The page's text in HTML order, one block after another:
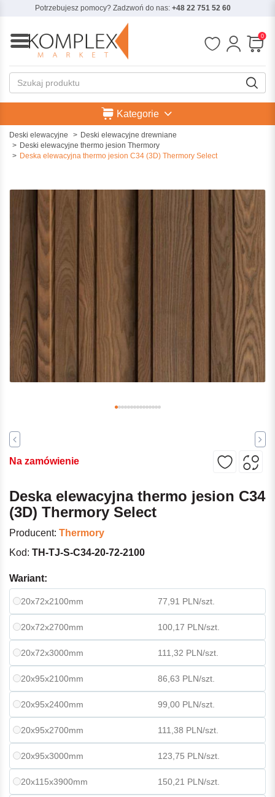
Potrzebujesz pomocy? Zadzwoń do nas: +48 22 751 52 60
0
Kategorie
Deski elewacyjne
Deski elewacyjne drewniane
Deski elewacyjne thermo jesion Thermory
Deska elewacyjna thermo jesion C34 (3D) Thermory Select
Na zamówienie
Deska elewacyjna thermo jesion C34
(3D) Thermory Select
Producent: Thermory
Kod: TH-TJ-S-C34-20-72-2100
Wariant:
20x72x2100mm 77,91 PLN/szt.
20x72x2700mm 100,17 PLN/szt.
20x72x3000mm 111,32 PLN/szt.
20x95x2100mm 86,63 PLN/szt.
20x95x2400mm 99,00 PLN/szt.
20x95x2700mm 111,38 PLN/szt.
20x95x3000mm 123,75 PLN/szt.
20x115x3900mm 150,21 PLN/szt.